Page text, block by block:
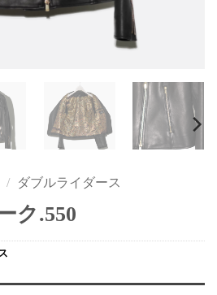
/ ダブルライダース
ク.550